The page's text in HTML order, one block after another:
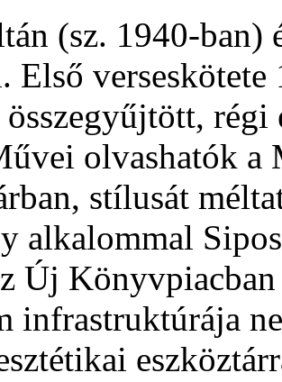
(sz. 1940-ban)
Első
régi
olvashatók a
stílusát
alkalommal
Új
infrastruktúrája